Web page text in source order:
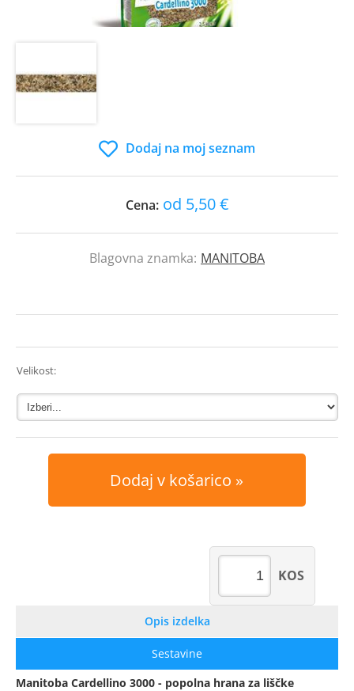
Dodaj na moj seznam
Cena: od 5,50 €
Blagovna znamka: MANITOBA
Velikost:
Dodaj v košarico
KOS
Opis izdelka
Sestavine
Manitoba Cardellino 3000 - popolna hrana za liščke